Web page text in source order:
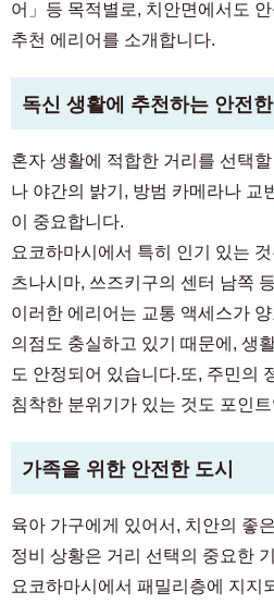
어」등 목적별로, 치안면에서도
추천 에리어를 소개합니다.
독신 생활에 추천하는 안전한
혼자 생활에 적합한 거리를 선택
나 야간의 밝기, 방범 카메라나 교
이 중요합니다.
요코하마시에서 특히 인기 있는
츠나시마, 쓰즈키구의 센터 남쪽
이러한 에리어는 교통 액세스가
의점도 충실하고 있기 때문에, 생
도 안정되어 있습니다.또, 주민의
침착한 분위기가 있는 것도 포인
가족을 위한 안전한 도시
육아 가구에게 있어서, 치안의 좋
정비 상황은 거리 선택의 중요한
요코하마시에서 패밀리층에 지지
예정 입주자 및 입
03-